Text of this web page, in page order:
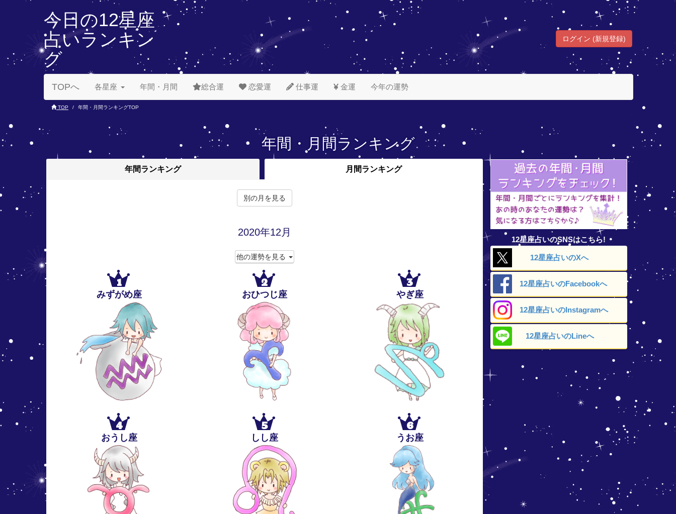
今日の12星座
占いランキン
グ
ログイン (新規登録)
TOPへ 各星座 年間・月間 総合運 恋愛運 仕事運 金運 今年の運勢
TOP 年間・月間ランキングTOP
年間・月間ランキング
年間ランキング 月間ランキング
別の月を見る
2020年12月
他の運勢を見る
1
みずがめ座
2
おひつじ座
3
やぎ座
4
おうし座
5
しし座
6
うお座
12星座占いのSNSはこちら!
12星座占いのXへ
12星座占いのFacebookへ
12星座占いのInstagramへ
12星座占いのLineへ